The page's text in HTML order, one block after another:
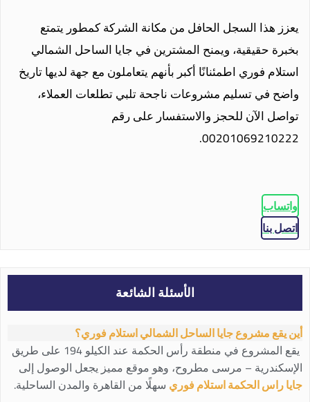
يعزز هذا السجل الحافل من مكانة الشركة كمطور يتمتع
بخبرة حقيقية، ويمنح المشترين في جايا الساحل الشمالي
استلام فوري اطمئنانًا أكبر بأنهم يتعاملون مع جهة لديها تاريخ
واضح في تسليم مشروعات ناجحة تلبي تطلعات العملاء،
تواصل الآن للحجز والاستفسار على رقم
00201069210222.
واتساب
اتصل بنا
الأسئلة الشائعة
أين يقع مشروع جايا الساحل الشمالي استلام فوري؟
يقع المشروع في منطقة رأس الحكمة عند الكيلو 194 على طريق
الإسكندرية – مرسى مطروح، وهو موقع مميز يجعل الوصول إلى
جايا راس الحكمة استلام فوري سهلًا من القاهرة والمدن الساحلية.